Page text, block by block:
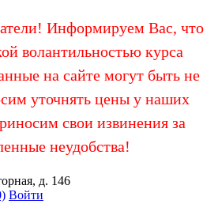
Информируем Вас, что
волантильностью курса
на сайте могут быть не
уточнять цены у наших
свои извинения за
неудобства!
д. 146
Войти